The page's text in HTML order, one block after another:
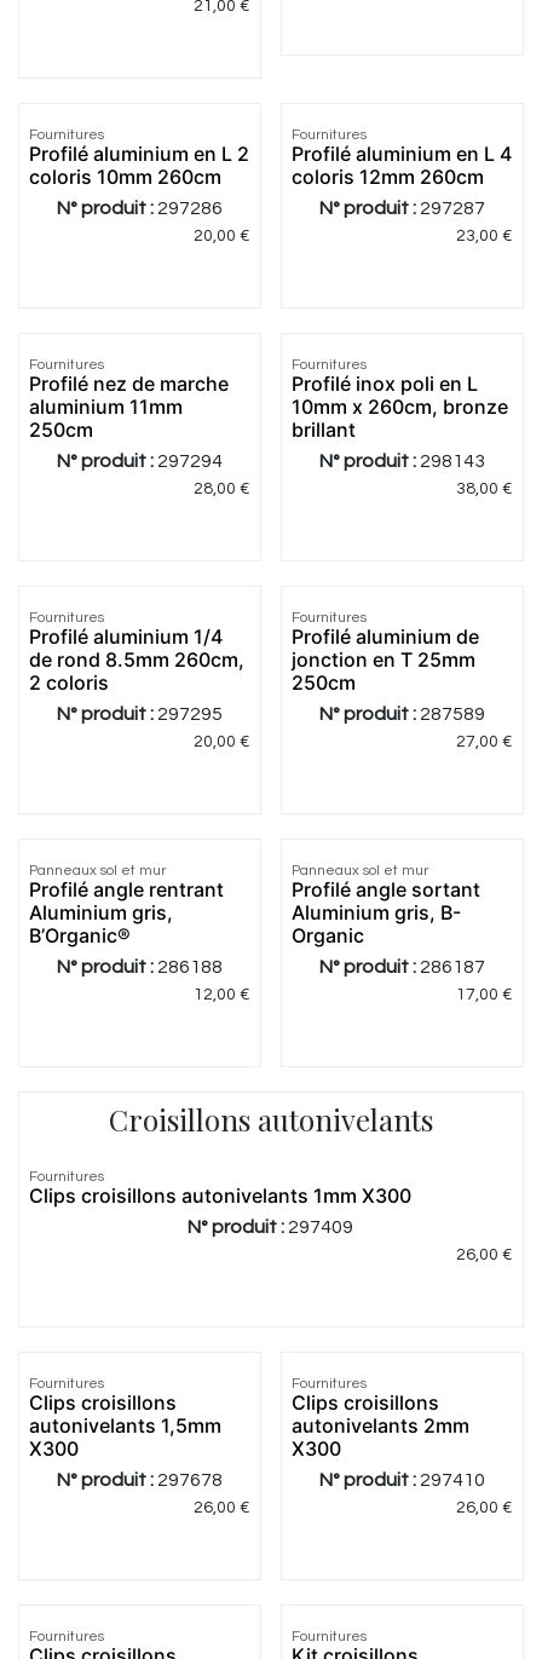
21,00 €
Fournitures
Profilé aluminium en L 2
coloris 10mm 260cm
N° produit : 297286
20,00 €
Fournitures
Profilé aluminium en L 4
coloris 12mm 260cm
N° produit : 297287
23,00 €
Fournitures
Profilé nez de marche
aluminium 11mm
250cm
N° produit : 297294
28,00 €
Fournitures
Profilé inox poli en L
10mm x 260cm, bronze
brillant
N° produit : 298143
38,00 €
Fournitures
Profilé aluminium 1/4
de rond 8.5mm 260cm,
2 coloris
N° produit : 297295
20,00 €
Fournitures
Profilé aluminium de
jonction en T 25mm
250cm
N° produit : 287589
27,00 €
Panneaux sol et mur
Profilé angle rentrant
Aluminium gris,
B’Organic®
N° produit : 286188
12,00 €
Panneaux sol et mur
Profilé angle sortant
Aluminium gris, B-
Organic
N° produit : 286187
17,00 €
Croisillons autonivelants
Fournitures
Clips croisillons autonivelants 1mm X300
N° produit : 297409
26,00 €
Fournitures
Clips croisillons
autonivelants 1,5mm
X300
N° produit : 297678
26,00 €
Fournitures
Clips croisillons
autonivelants 2mm
X300
N° produit : 297410
26,00 €
Fournitures Fournitures